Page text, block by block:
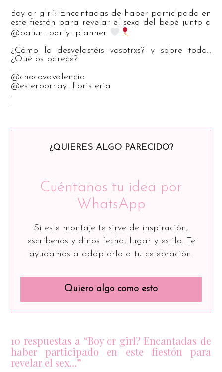
Boy or girl? Encantadas de haber participado en
este fiestón para revelar el sexo del bebé junto a
@balun_party_planner
¿Cómo lo desvelastéis vosotrxs? y sobre todo…
¿Qué os parece?
.
@chocovavalencia
@esterbornay_floristeria
.
.
¿QUIERES ALGO PARECIDO?
Cuéntanos tu idea por
WhatsApp
Si este montaje te sirve de inspiración,
escríbenos y dinos fecha, lugar y estilo. Te
ayudamos a adaptarlo a tu celebración.
Quiero algo como esto
10 respuestas a “Boy or girl? Encantadas de
haber participado en este fiestón para
revelar el sex…”